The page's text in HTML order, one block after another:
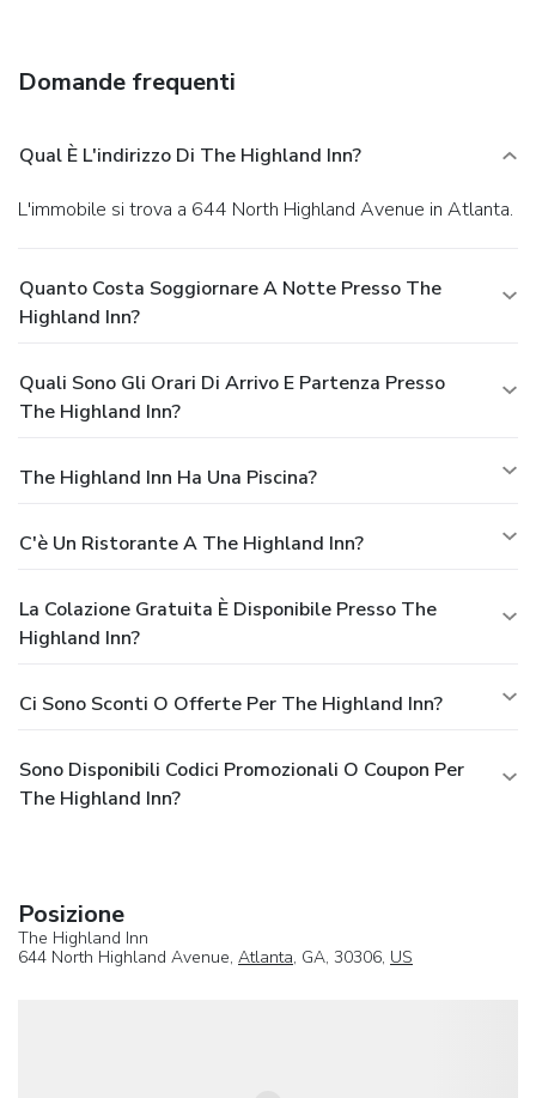
Domande frequenti
Qual È L'indirizzo Di The Highland Inn?
L'immobile si trova a 644 North Highland Avenue in Atlanta.
Quanto Costa Soggiornare A Notte Presso The
Highland Inn?
Quali Sono Gli Orari Di Arrivo E Partenza Presso
The Highland Inn?
The Highland Inn Ha Una Piscina?
C'è Un Ristorante A The Highland Inn?
La Colazione Gratuita È Disponibile Presso The
Highland Inn?
Ci Sono Sconti O Offerte Per The Highland Inn?
Sono Disponibili Codici Promozionali O Coupon Per
The Highland Inn?
Posizione
The Highland Inn
644 North Highland Avenue, Atlanta, GA, 30306, US